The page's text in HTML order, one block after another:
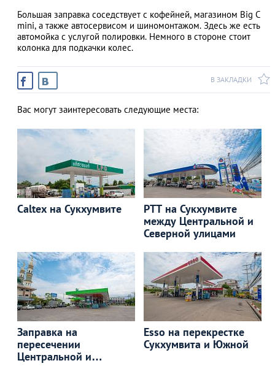
АЗАД
Большая заправка соседствует с кофейней, магазином Big C
mini, а также автосервисом и шиномонтажом. Здесь же есть
автомойка с услугой полировки. Немного в стороне стоит
колонка для подкачки колес.
В ЗАКЛАДКИ
Вас могут заинтересовать следующие места:
Caltex на Сукхумвите
PTT на Сукхумвите
между Центральной и
Северной улицами
Заправка на
пересечении
Центральной и
Esso на перекрестке
Сукхумвита и Южной